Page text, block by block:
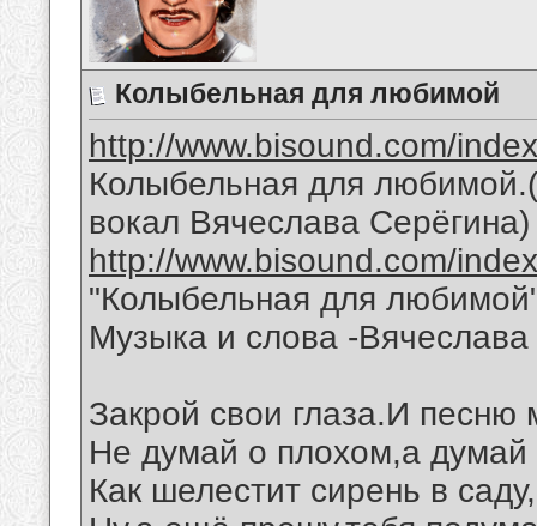
Колыбельная для любимой
http://www.bisound.com/
Колыбельная для
вокал Вячеслава Серёгина)
http://www.bisound.com/
"Колыбельная для
Музыка и слова -
Закрой свои глаза.И
Не думай о плохом,а думай
Как шелестит сирень в